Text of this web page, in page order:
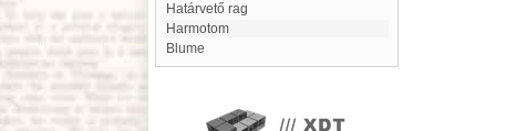
Határvető rag
Harmotom
Blume